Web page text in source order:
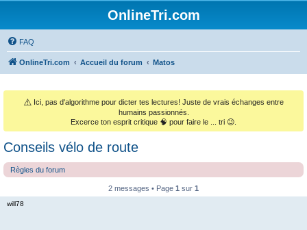
OnlineTri.com
FAQ
OnlineTri.com Accueil du forum Matos
⚠️ Ici, pas d'algorithme pour dicter tes lectures! Juste de vrais échanges entre
humains passionnés.
Excerce ton esprit critique 🧠 pour faire le ... tri 😉.
Conseils vélo de route
Règles du forum
2 messages • Page 1 sur 1
will78